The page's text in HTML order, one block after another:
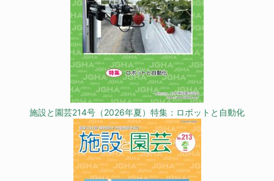
施設と園芸214号（2026年夏）特集：ロボットと自動化